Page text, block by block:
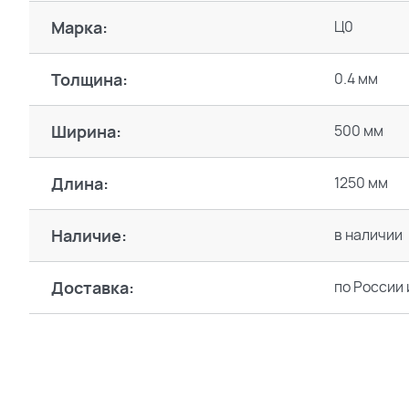
Марка: Ц0
Толщина: 0.4 мм
Ширина: 500 мм
Длина: 1250 мм
Наличие: в наличии
Доставка: по России